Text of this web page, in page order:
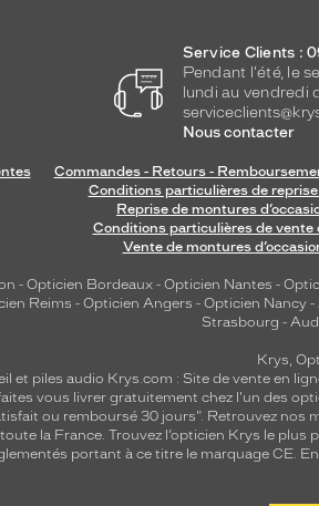
Service Clients :
Pendant l'été, le
lundi au vendredi
Nous contacter
Commandes - Retours -
Conditions particulières de reprise
Reprise de montures
Conditions particulières de vente
Vente de montures
- Opticien Bordeaux - Opticien Nantes -
Reims - Opticien Angers - Opticien Nancy -
Strasbourg -
Krys,
et piles audio Krys.com : Site de vente en
vous livrer gratuitement chez l'un des
ou remboursé 30 jours". Retrouvez nos
la France. Trouvez l’opticien Krys le plus
portant à ce titre le marquage CE.